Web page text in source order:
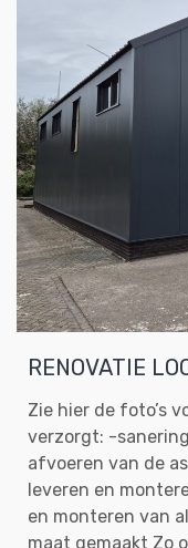
RENOVATIE
Zie hier de foto’s
verzorgt: -
afvoeren van de
leveren en
en monteren van
maat gemaakt Zo